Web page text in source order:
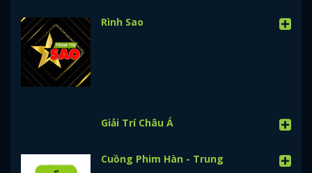
Rình Sao
Giải Trí Châu Á
Cuồng Phim Hàn - Trung